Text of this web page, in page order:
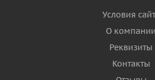
Условия
О компании
Реквизиты
Контакты